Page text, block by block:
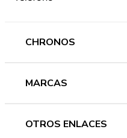
CHRONOS
Hombre
Ofertas
MARCAS
Versace
OTROS ENLACES